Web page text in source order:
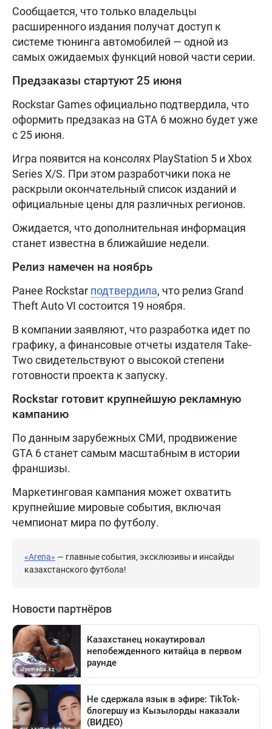
Сообщается, что только владельцы
расширенного издания получат доступ к
системе тюнинга автомобилей — одной из
самых ожидаемых функций новой части серии.
Предзаказы стартуют 25 июня
Rockstar Games официально подтвердила, что
оформить предзаказ на GTA 6 можно будет уже
с 25 июня.
Игра появится на консолях PlayStation 5 и Xbox
Series X/S. При этом разработчики пока не
раскрыли окончательный список изданий и
официальные цены для различных регионов.
Ожидается, что дополнительная информация
станет известна в ближайшие недели.
Релиз намечен на ноябрь
Ранее Rockstar подтвердила, что релиз Grand
Theft Auto VI состоится 19 ноября.
В компании заявляют, что разработка идет по
графику, а финансовые отчеты издателя Take-
Two свидетельствуют о высокой степени
готовности проекта к запуску.
Rockstar готовит крупнейшую рекламную
кампанию
По данным зарубежных СМИ, продвижение
GTA 6 станет самым масштабным в истории
франшизы.
Маркетинговая кампания может охватить
крупнейшие мировые события, включая
чемпионат мира по футболу.
«Arena» — главные события, эксклюзивы и инсайды
казахстанского футбола!